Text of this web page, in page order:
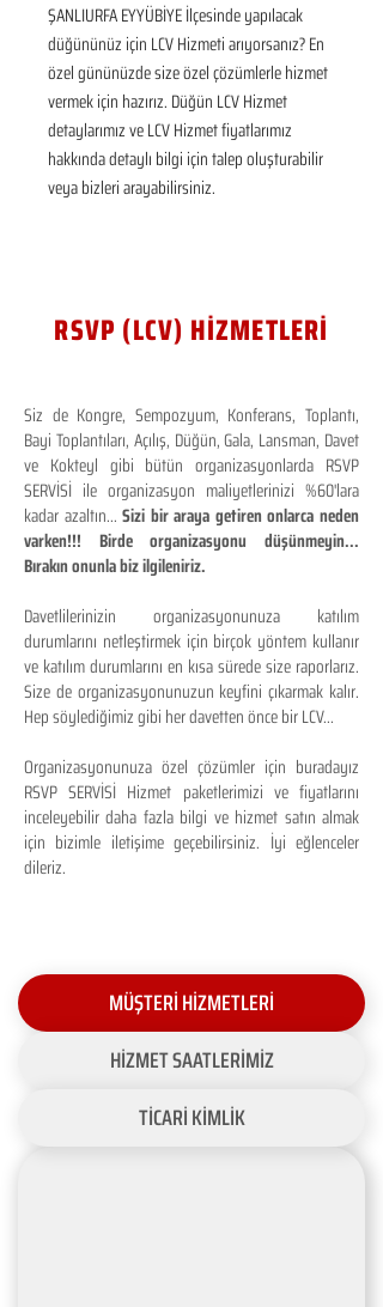
ŞANLIURFA EYYÜBİYE İlçesinde yapılacak
düğününüz için LCV Hizmeti arıyorsanız? En
özel gününüzde size özel çözümlerle hizmet
vermek için hazırız. Düğün LCV Hizmet
detaylarımız ve LCV Hizmet fiyatlarımız
hakkında detaylı bilgi için talep oluşturabilir
veya bizleri arayabilirsiniz.
RSVP (LCV) HİZMETLERİ
Siz de Kongre, Sempozyum, Konferans, Toplantı,
Bayi Toplantıları, Açılış, Düğün, Gala, Lansman, Davet
ve Kokteyl gibi bütün organizasyonlarda RSVP
SERVİSİ ile organizasyon maliyetlerinizi %60'lara
kadar azaltın...Sizi bir araya getiren onlarca neden
varken!!! Birde organizasyonu düşünmeyin...
Bırakın onunla biz ilgileniriz.
Davetlilerinizin organizasyonunuza katılım
durumlarını netleştirmek için birçok yöntem kullanır
ve katılım durumlarını en kısa sürede size raporlarız.
Size de organizasyonunuzun keyfini çıkarmak kalır.
Hep söylediğimiz gibi her davetten önce bir LCV...
Organizasyonunuza özel çözümler için buradayız
RSVP SERVİSİ Hizmet paketlerimizi ve fiyatlarını
inceleyebilir daha fazla bilgi ve hizmet satın almak
için bizimle iletişime geçebilirsiniz. İyi eğlenceler
dileriz.
MÜŞTERİ HİZMETLERİ
HİZMET SAATLERİMİZ
TİCARİ KİMLİK